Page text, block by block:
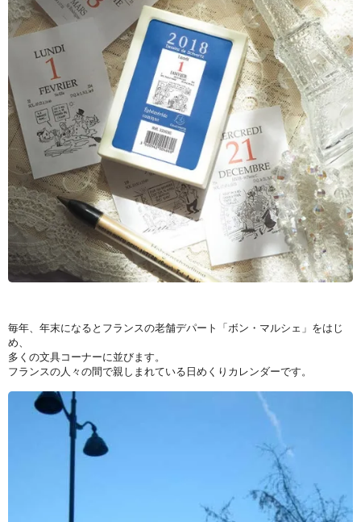
毎年、年末になるとフランスの老舗デパート「ボン・マルシェ」をはじ
め、
多くの文具コーナーに並びます。
フランスの人々の間で親しまれている日めくりカレンダーです。